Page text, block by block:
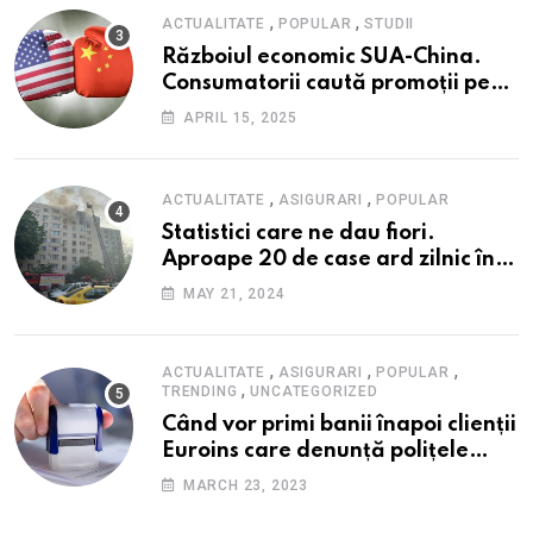
ACTUALITATE , POPULAR ,STUDII
Războiul economic SUA-China.
Consumatorii caută promoții pe
fondul scumpirilor, mai ales la
APRIL 15, 2025
ACTUALITATE , ASIGURARI ,POPULAR
Statistici care ne dau fiori.
Aproape 20 de case ard zilnic în
România, iar pagubele au
nici 40 de lei pe lună
MAY 21, 2024
ACTUALITATE , ASIGURARI ,POPULAR ,
TRENDING ,UNCATEGORIZED
Când vor primi banii înapoi clienții
Euroins care denunță polițele
RCA? Toți pașii și toate termenele
MARCH 23, 2023